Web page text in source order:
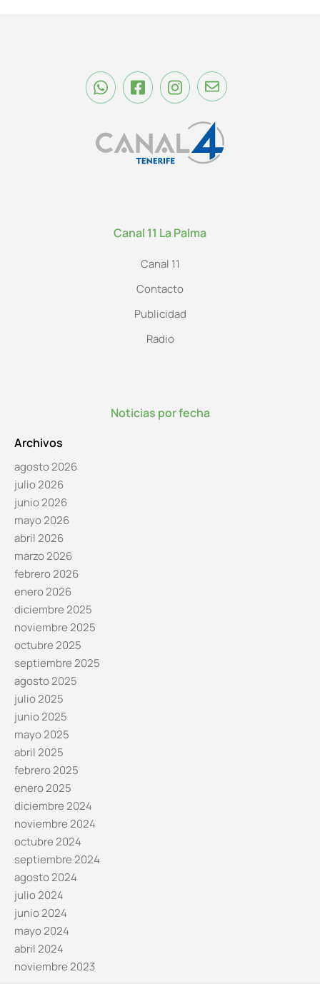
Canal 11 La Palma
Canal 11
Contacto
Publicidad
Radio
Noticias por fecha
Archivos
agosto 2026
julio 2026
junio 2026
mayo 2026
abril 2026
marzo 2026
febrero 2026
enero 2026
diciembre 2025
noviembre 2025
octubre 2025
septiembre 2025
agosto 2025
julio 2025
junio 2025
mayo 2025
abril 2025
febrero 2025
enero 2025
diciembre 2024
noviembre 2024
octubre 2024
septiembre 2024
agosto 2024
julio 2024
junio 2024
mayo 2024
abril 2024
noviembre 2023